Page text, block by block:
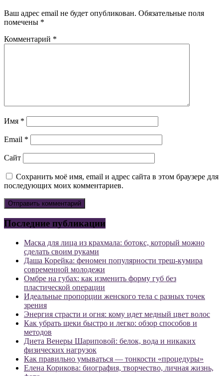
Ваш адрес email не будет опубликован. Обязательные поля
помечены *
Комментарий *
Имя *
Email *
Сайт
Сохранить моё имя, email и адрес сайта в этом браузере для
последующих моих комментариев.
Последние публикации
Маска для лица из крахмала: ботокс, который можно
сделать своим руками
Даша Корейка: феномен популярности треш-кумира
современной молодежи
Омбре на губах: как изменить форму губ без
пластической операции
Идеальные пропорции женского тела с разных точек
зрения
Энергия страсти и огня: кому идет медный цвет волос
Как убрать щеки быстро и легко: обзор способов и
методов
Диета Венеры Шариповой: белок, вода и никаких
физических нагрузок
Как правильно умываться — тонкости «процедуры»
Елена Корикова: биография, творчество, личная жизнь,